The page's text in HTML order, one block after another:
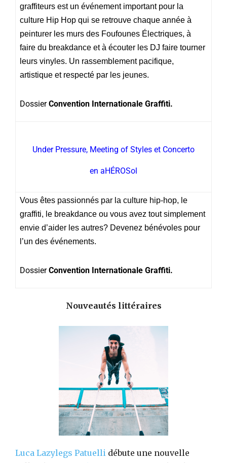
graffiteurs est un événement important pour la
culture Hip Hop qui se retrouve chaque année à
peinturer les murs des Foufounes Électriques, à
faire du breakdance et à écouter les DJ faire tourner
leurs vinyles. Un rassemblement pacifique,
artistique et respecté par les jeunes.
DossierConvention Internationale Graffiti.
Under Pressure, Meeting of Styles et Concerto
en aHÉROSol
Vous êtes passionnés par la culture hip-hop, le
graffiti, le breakdance ou vous avez tout simplement
envie d’aider les autres? Devenez bénévoles pour
l’un des événements.
DossierConvention Internationale Graffiti.
Nouveautés littéraires
Luca Lazylegs Patuelli débute une nouvelle